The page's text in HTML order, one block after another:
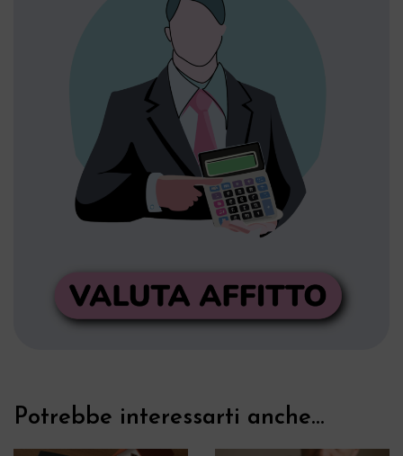
Potrebbe interessarti anche...